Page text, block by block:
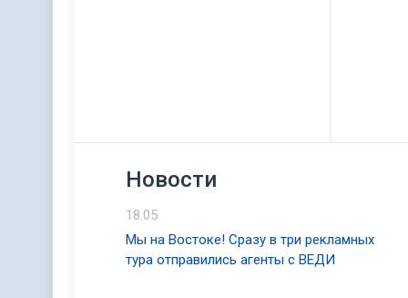
Новости
18.05
Мы на Востоке! Сразу в три рекламных
тура отправились агенты с ВЕДИ